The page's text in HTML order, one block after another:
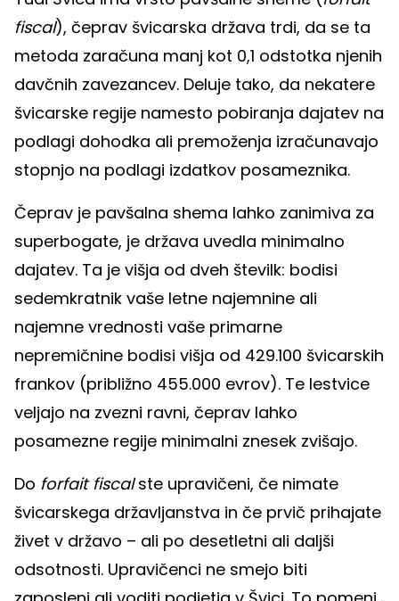
fiscal), čeprav švicarska država trdi, da se ta
metoda zaračuna manj kot 0,1 odstotka njenih
davčnih zavezancev. Deluje tako, da nekatere
švicarske regije namesto pobiranja dajatev na
podlagi dohodka ali premoženja izračunavajo
stopnjo na podlagi izdatkov posameznika.
Čeprav je pavšalna shema lahko zanimiva za
superbogate, je država uvedla minimalno
dajatev. Ta je višja od dveh številk: bodisi
sedemkratnik vaše letne najemnine ali
najemne vrednosti vaše primarne
nepremičnine bodisi višja od 429.100 švicarskih
frankov (približno 455.000 evrov). Te lestvice
veljajo na zvezni ravni, čeprav lahko
posamezne regije minimalni znesek zvišajo.
Do forfait fiscalste upravičeni, če nimate
švicarskega državljanstva in če prvič prihajate
živet v državo – ali po desetletni ali daljši
odsotnosti. Upravičenci ne smejo biti